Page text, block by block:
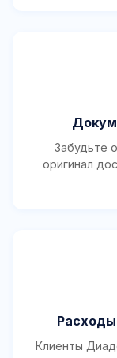
Забудьте
оригинал
Клиенты